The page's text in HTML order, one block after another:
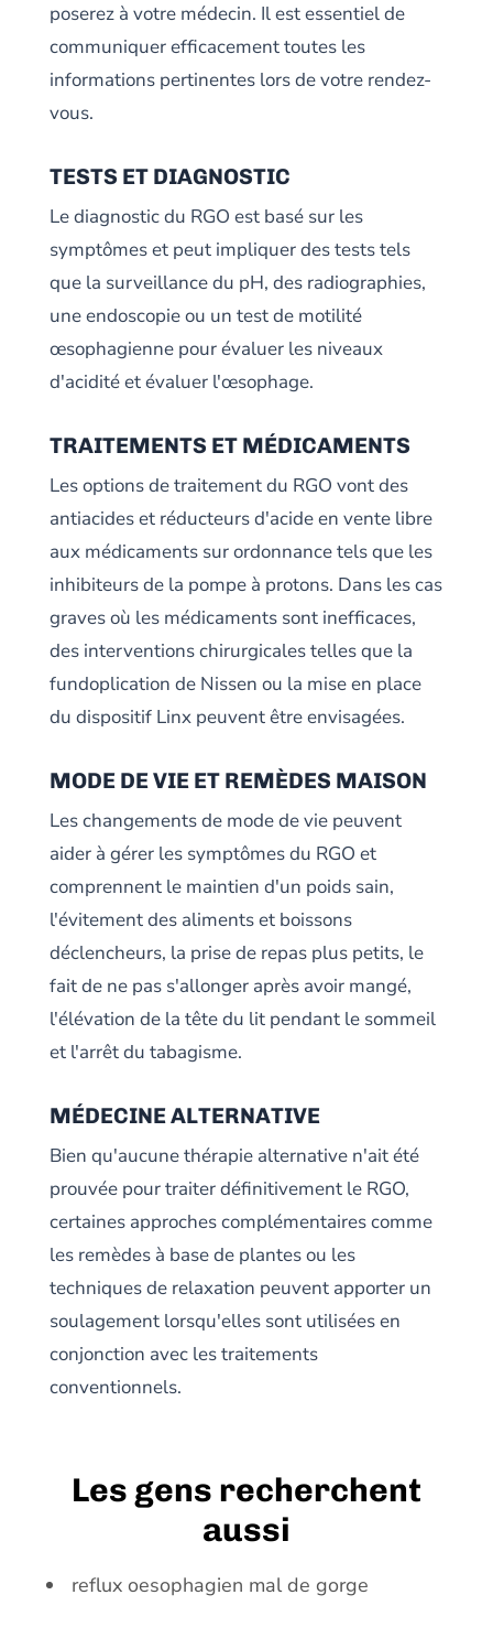
poserez à votre médecin. Il est essentiel de
communiquer efficacement toutes les
informations pertinentes lors de votre rendez-
vous.
TESTS ET DIAGNOSTIC
Le diagnostic du RGO est basé sur les
symptômes et peut impliquer des tests tels
que la surveillance du pH, des radiographies,
une endoscopie ou un test de motilité
œsophagienne pour évaluer les niveaux
d'acidité et évaluer l'œsophage.
TRAITEMENTS ET MÉDICAMENTS
Les options de traitement du RGO vont des
antiacides et réducteurs d'acide en vente libre
aux médicaments sur ordonnance tels que les
inhibiteurs de la pompe à protons. Dans les cas
graves où les médicaments sont inefficaces,
des interventions chirurgicales telles que la
fundoplication de Nissen ou la mise en place
du dispositif Linx peuvent être envisagées.
MODE DE VIE ET REMÈDES MAISON
Les changements de mode de vie peuvent
aider à gérer les symptômes du RGO et
comprennent le maintien d'un poids sain,
l'évitement des aliments et boissons
déclencheurs, la prise de repas plus petits, le
fait de ne pas s'allonger après avoir mangé,
l'élévation de la tête du lit pendant le sommeil
et l'arrêt du tabagisme.
MÉDECINE ALTERNATIVE
Bien qu'aucune thérapie alternative n'ait été
prouvée pour traiter définitivement le RGO,
certaines approches complémentaires comme
les remèdes à base de plantes ou les
techniques de relaxation peuvent apporter un
soulagement lorsqu'elles sont utilisées en
conjonction avec les traitements
conventionnels.
Les gens recherchent
aussi
reflux oesophagien mal de gorge